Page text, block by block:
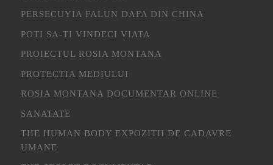
PERSECUYIA FALUN DAFA DIN CHINA
POTI SA-TI VINDECI VIATA
PROIECTUL ROSIA MONTANA
PROTECTIA MEDIULUI
ROSIA MONTANA DOCUMENTAR ONLINE
SANATATE
THE HUMAN BODY EXPOZITII DE CADAVRE
UMANE